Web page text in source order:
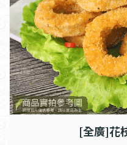
[全廣]花